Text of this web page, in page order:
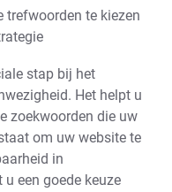
trefwoorden te kiezen
stap bij het
Het helpt u
zoekwoorden die uw
om uw website te
in
een goede keuze